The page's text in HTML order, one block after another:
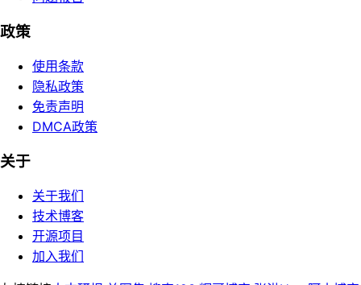
政策
使用条款
隐私政策
免责声明
DMCA政策
关于
关于我们
技术博客
开源项目
加入我们